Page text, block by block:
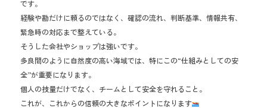
です。
経験や勘だけに頼るのではなく、確認の流れ、判断基準、情報共有、
緊急時の対応まで整えている。
そうした会社やショップは強いです。
多良間のように自然度の高い海域では、特にこの“仕組みとしての安
全”が重要になります。
個人の技量だけでなく、チームとして安全を守れること。
これが、これからの信頼の大きなポイントになります